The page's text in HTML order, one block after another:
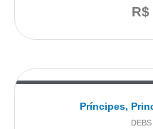
R$
Príncipes,